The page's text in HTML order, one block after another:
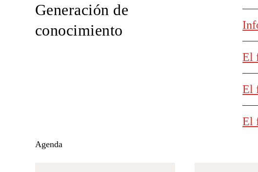
Generación de
conocimiento
El
El
El
Agenda